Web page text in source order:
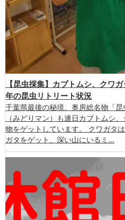
【昆虫採集】カブトムシ、クワ
年の昆虫リトリート状況
千葉県最後の秘境、奥房総名物「
（みどりマン）も連日カブトムシ
物をゲットしています。 クワガタ
ガタをゲット、深い山にいるミ...